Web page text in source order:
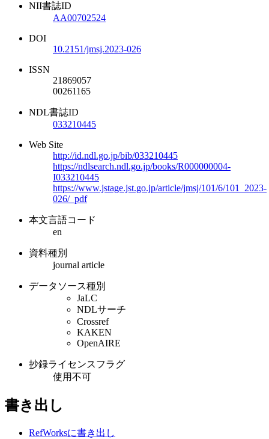
NII書誌ID
AA00702524
DOI
10.2151/jmsj.2023-026
ISSN
21869057
00261165
NDL書誌ID
033210445
Web Site
http://id.ndl.go.jp/bib/033210445
https://ndlsearch.ndl.go.jp/books/R000000004-
I033210445
https://www.jstage.jst.go.jp/article/jmsj/101/6/101_2023-
026/_pdf
本文言語コード
en
資料種別
journal article
データソース種別
JaLC
NDLサーチ
Crossref
KAKEN
OpenAIRE
抄録ライセンスフラグ
使用不可
書き出し
RefWorksに書き出し